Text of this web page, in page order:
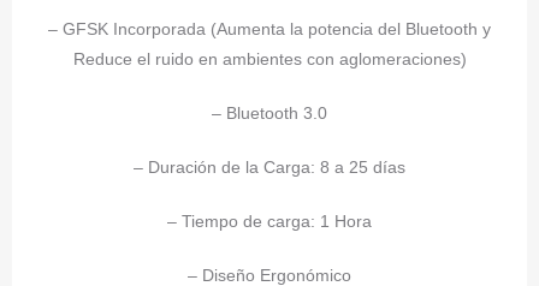
– GFSK Incorporada (Aumenta la potencia del Bluetooth y
Reduce el ruido en ambientes con aglomeraciones)
– Bluetooth 3.0
– Duración de la Carga: 8 a 25 días
– Tiempo de carga: 1 Hora
– Diseño Ergonómico